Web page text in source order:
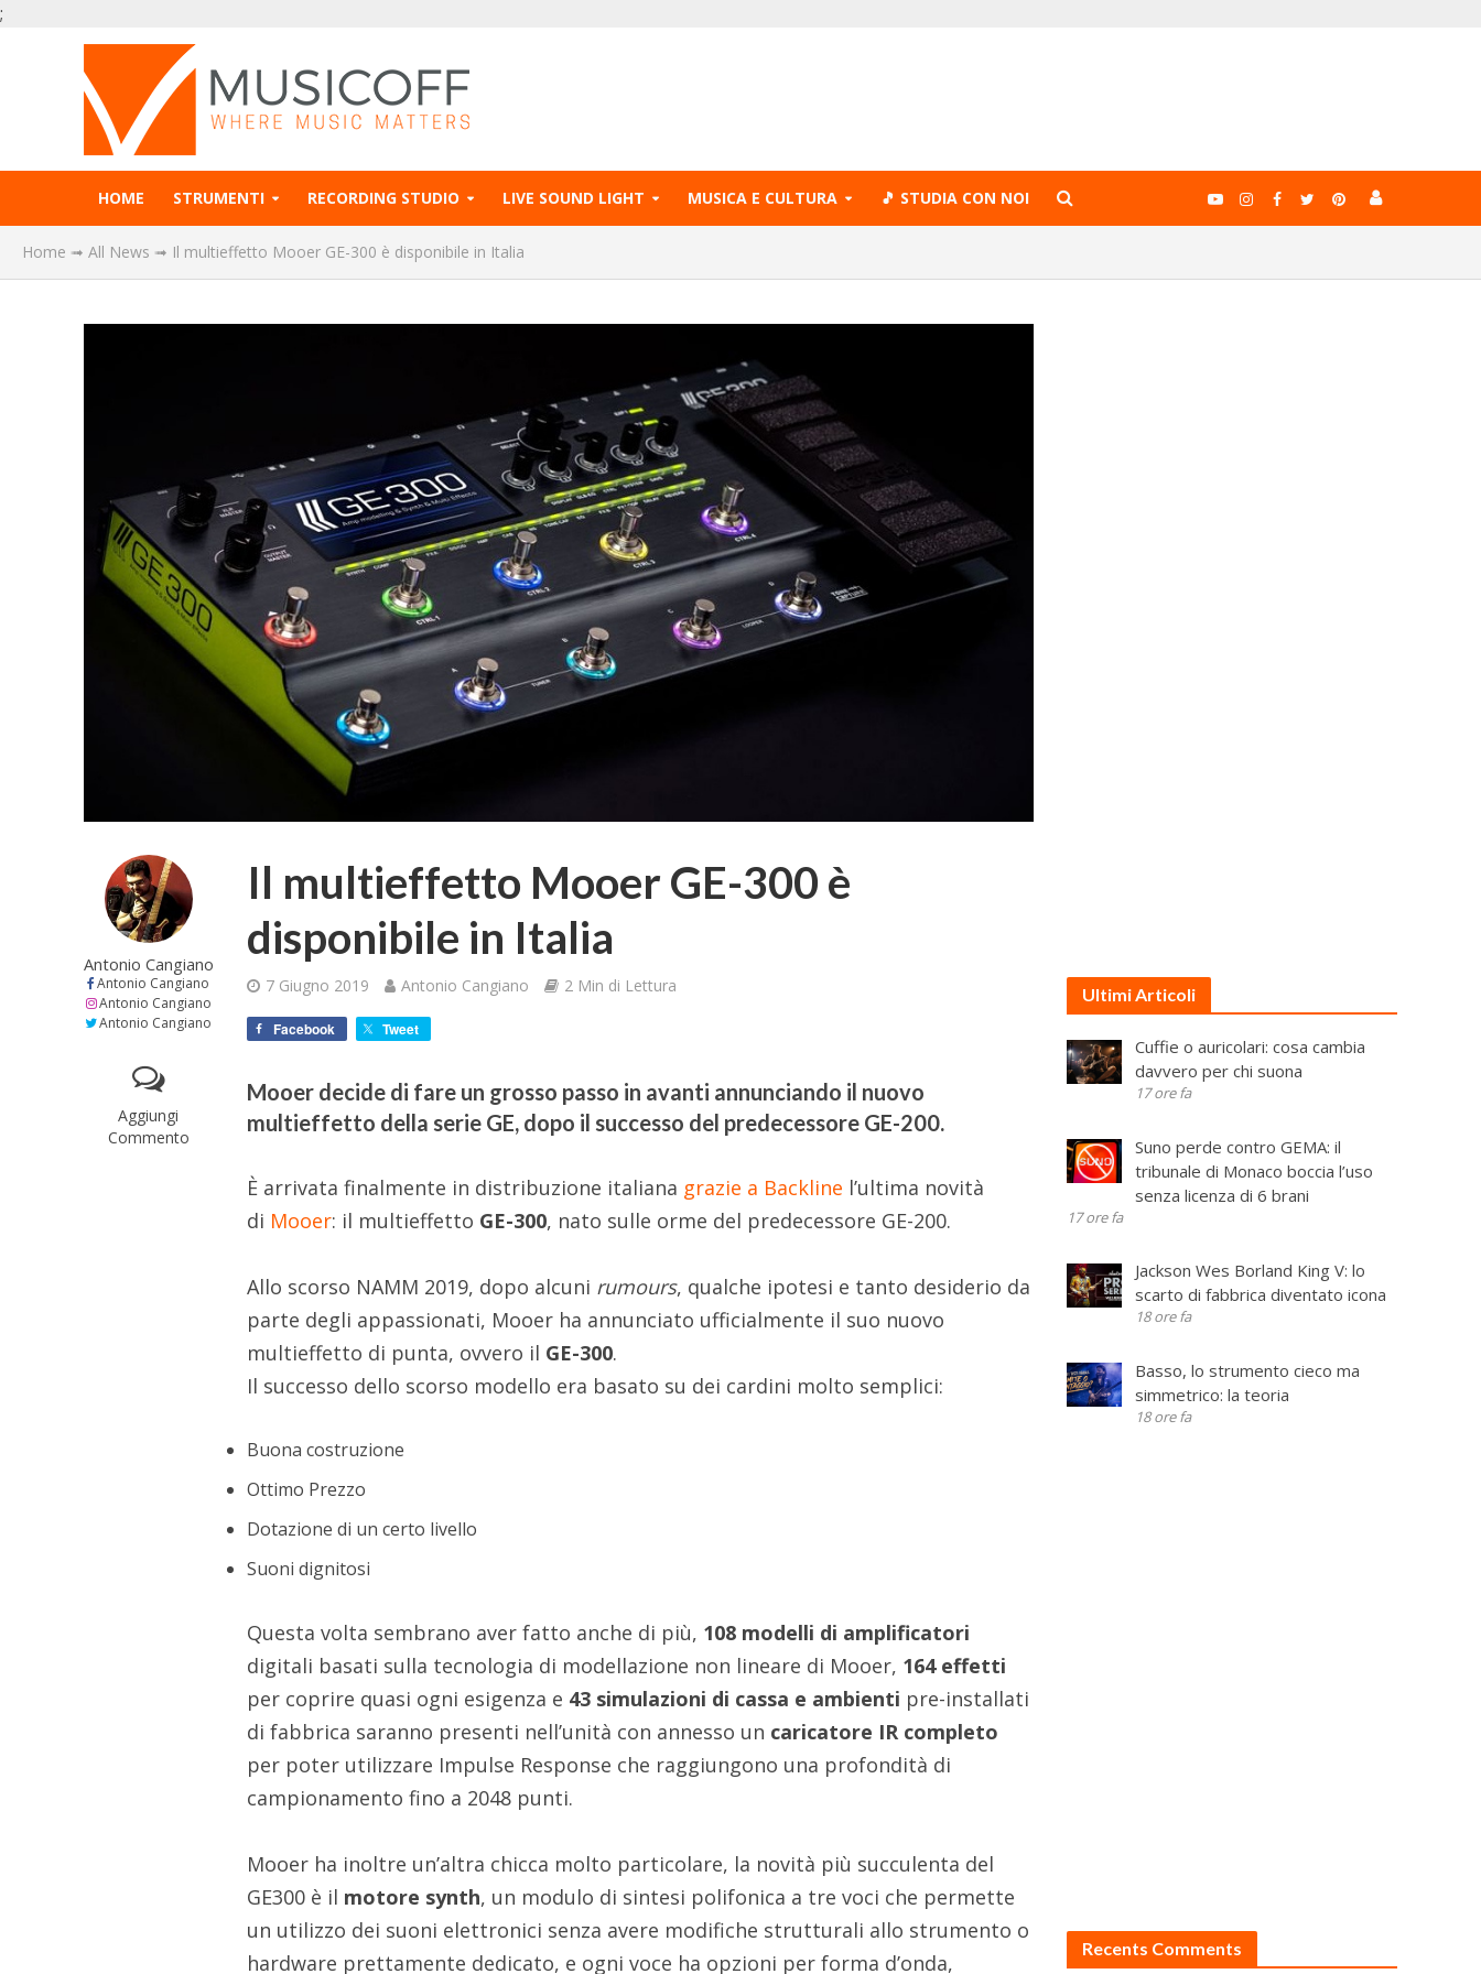
;
HOME STRUMENTI RECORDING STUDIO LIVE SOUND LIGHT MUSICA E CULTURA 🎵 STUDIA CON NOI
Home ➟ All News ➟ Il multieffetto Mooer GE-300 è disponibile in Italia
Antonio Cangiano
Antonio Cangiano
Antonio Cangiano
Antonio Cangiano
Aggiungi
Commento
Il multieffetto Mooer GE-300 è
disponibile in Italia
7 Giugno 2019 Antonio Cangiano 2 Min di Lettura
Facebook Tweet
Mooer decide di fare un grosso passo in avanti annunciando il nuovo
multieffetto della serie GE, dopo il successo del predecessore GE-200.
È arrivata finalmente in distribuzione italiana grazie a Backline l’ultima novità
di Mooer: il multieffetto GE-300, nato sulle orme del predecessore GE-200.
Allo scorso NAMM 2019, dopo alcuni rumours, qualche ipotesi e tanto desiderio da
parte degli appassionati, Mooer ha annunciato ufficialmente il suo nuovo
multieffetto di punta, ovvero il GE-300.
Il successo dello scorso modello era basato su dei cardini molto semplici:
Buona costruzione
Ottimo Prezzo
Dotazione di un certo livello
Suoni dignitosi
Questa volta sembrano aver fatto anche di più, 108 modelli di amplificatori
digitali basati sulla tecnologia di modellazione non lineare di Mooer, 164 effetti
per coprire quasi ogni esigenza e 43 simulazioni di cassa e ambienti pre-installati
di fabbrica saranno presenti nell’unità con annesso un caricatore IR completo
per poter utilizzare Impulse Response che raggiungono una profondità di
campionamento fino a 2048 punti.
Mooer ha inoltre un’altra chicca molto particolare, la novità più succulenta del
GE300 è il motore synth, un modulo di sintesi polifonica a tre voci che permette
un utilizzo dei suoni elettronici senza avere modifiche strutturali allo strumento o
hardware prettamente dedicato, e ogni voce ha opzioni per forma d’onda,
Ultimi Articoli
Cuffie o auricolari: cosa cambia
davvero per chi suona
17 ore fa
Suno perde contro GEMA: il
tribunale di Monaco boccia l’uso
senza licenza di 6 brani
17 ore fa
Jackson Wes Borland King V: lo
scarto di fabbrica diventato icona
18 ore fa
Basso, lo strumento cieco ma
simmetrico: la teoria
18 ore fa
Recents Comments